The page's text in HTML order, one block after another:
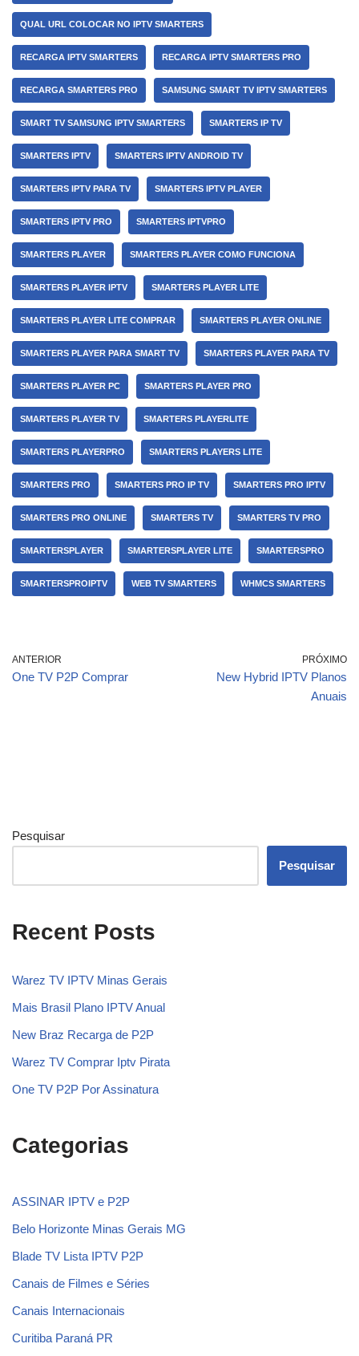
QUAL URL COLOCAR NO IPTV SMARTERS
RECARGA IPTV SMARTERS RECARGA IPTV SMARTERS PRO
RECARGA SMARTERS PRO SAMSUNG SMART TV IPTV SMARTERS
SMART TV SAMSUNG IPTV SMARTERS SMARTERS IP TV
SMARTERS IPTV SMARTERS IPTV ANDROID TV
SMARTERS IPTV PARA TV SMARTERS IPTV PLAYER
SMARTERS IPTV PRO SMARTERS IPTVPRO
SMARTERS PLAYER SMARTERS PLAYER COMO FUNCIONA
SMARTERS PLAYER IPTV SMARTERS PLAYER LITE
SMARTERS PLAYER LITE COMPRAR SMARTERS PLAYER ONLINE
SMARTERS PLAYER PARA SMART TV SMARTERS PLAYER PARA TV
SMARTERS PLAYER PC SMARTERS PLAYER PRO
SMARTERS PLAYER TV SMARTERS PLAYERLITE
SMARTERS PLAYERPRO SMARTERS PLAYERS LITE
SMARTERS PRO SMARTERS PRO IP TV SMARTERS PRO IPTV
SMARTERS PRO ONLINE SMARTERS TV SMARTERS TV PRO
SMARTERSPLAYER SMARTERSPLAYER LITE SMARTERSPRO
SMARTERSPROIPTV WEB TV SMARTERS WHMCS SMARTERS
ANTERIOR
One TV P2P Comprar
PRÓXIMO
New Hybrid IPTV Planos
Anuais
Pesquisar
Pesquisar
Recent Posts
Warez TV IPTV Minas Gerais
Mais Brasil Plano IPTV Anual
New Braz Recarga de P2P
Warez TV Comprar Iptv Pirata
One TV P2P Por Assinatura
Categorias
ASSINAR IPTV e P2P
Belo Horizonte Minas Gerais MG
Blade TV Lista IPTV P2P
Canais de Filmes e Séries
Canais Internacionais
Curitiba Paraná PR